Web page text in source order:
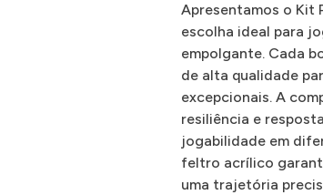
Apresentamos o Kit
escolha ideal para
empolgante. Cada
de alta qualidade
excepcionais. A
resiliência e
jogabilidade em
feltro acrílico
uma trajetória